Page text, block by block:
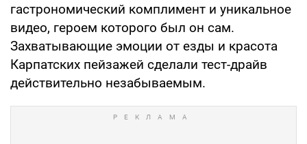
гастрономический комплимент и уникальное
видео, героем которого был он сам.
Захватывающие эмоции от езды и красота
Карпатских пейзажей сделали тест-драйв
действительно незабываемым.